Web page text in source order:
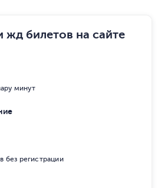
билетов на сайте
минут
регистрации